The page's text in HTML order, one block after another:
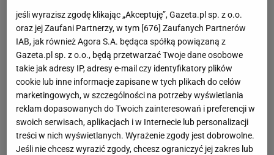
jeśli wyrazisz zgodę klikając „Akceptuję”, Gazeta.pl sp. z o.o.
oraz jej Zaufani Partnerzy, w tym [676] Zaufanych Partnerów
IAB, jak również Agora S.A. będąca spółką powiązaną z
Gazeta.pl sp. z o.o., będą przetwarzać Twoje dane osobowe
takie jak adresy IP, adresy e-mail czy identyfikatory plików
cookie lub inne informacje zapisane w tych plikach do celów
marketingowych, w szczególności na potrzeby wyświetlania
reklam dopasowanych do Twoich zainteresowań i preferencji w
swoich serwisach, aplikacjach i w Internecie lub personalizacji
treści w nich wyświetlanych. Wyrażenie zgody jest dobrowolne.
Jeśli nie chcesz wyrazić zgody, chcesz ograniczyć jej zakres lub